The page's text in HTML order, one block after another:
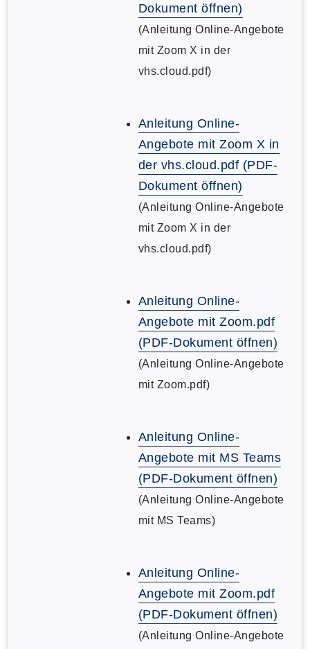
Dokument öffnen)
(Anleitung Online-Angebote
mit Zoom X in der
vhs.cloud.pdf)
Anleitung Online-
Angebote mit Zoom X in
der vhs.cloud.pdf (PDF-
Dokument öffnen)
(Anleitung Online-Angebote
mit Zoom X in der
vhs.cloud.pdf)
Anleitung Online-
Angebote mit Zoom.pdf
(PDF-Dokument öffnen)
(Anleitung Online-Angebote
mit Zoom.pdf)
Anleitung Online-
Angebote mit MS Teams
(PDF-Dokument öffnen)
(Anleitung Online-Angebote
mit MS Teams)
Anleitung Online-
Angebote mit Zoom.pdf
(PDF-Dokument öffnen)
(Anleitung Online-Angebote